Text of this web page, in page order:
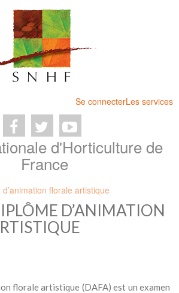
Se connecterLes services
d'Horticulture de
France
florale artistique
D’ANIMATION
florale artistique (DAFA) est un examen